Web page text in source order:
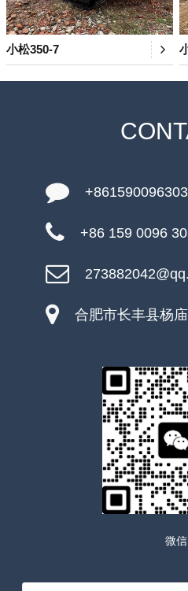
小松350-7
+86 159 0096
合肥市长丰县杨
微信